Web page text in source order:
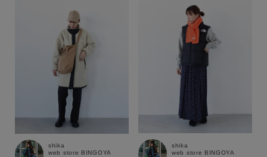
通常商品 予約商品
セール価格 WEB限定
在庫あり 在庫なし含む
shika
web store BINGOYA
shika
web store BINGOYA